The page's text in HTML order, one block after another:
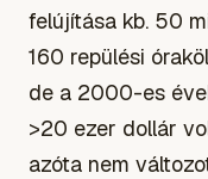
felújítása kb. 50
160 repülési
de a 2000-es
>20 ezer dollár
azóta nem